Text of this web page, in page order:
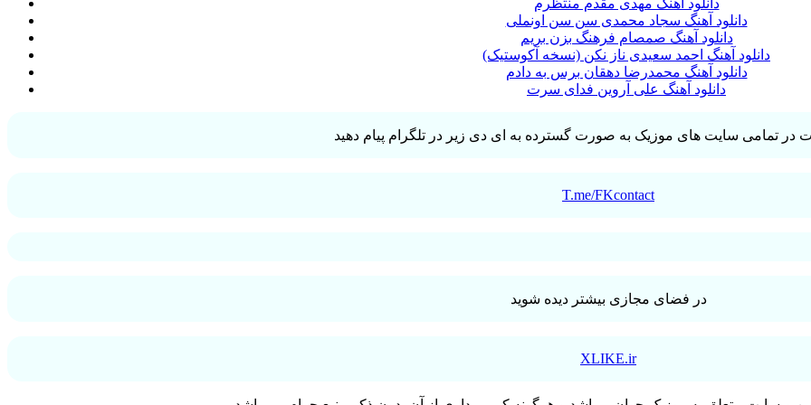
دانلود آهنگ سجاد محمدی سن سن اونملی
دانلود آهنگ صمصام فرهنگ بزن بریم
دانلود آهنگ احمد سعیدی ناز نکن (نسخه آکوستیک)
دانلود آهنگ محمدرضا دهقان برس به دادم
دانلود آهنگ علی آروین فدای سرت
T.me/FKcontact
در فضای مجازی بیشتر دیده شوید
XLIKE.ir